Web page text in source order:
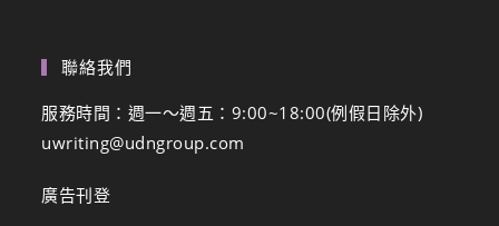
聯絡我們
服務時間：週一～週五：9:00~18:00(例假日除外)
uwriting@udngroup.com
廣告刊登